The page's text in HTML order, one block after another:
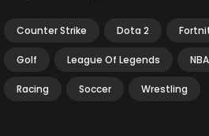
Counter Strike Dota 2
Golf League Of Legends NBA
Racing Soccer Wrestling